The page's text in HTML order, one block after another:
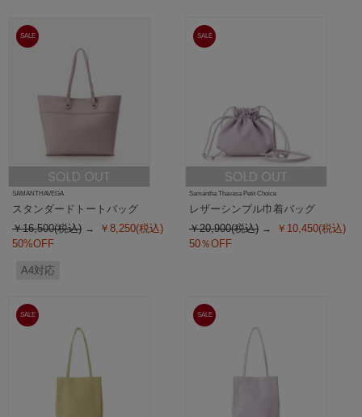
SALE
SAMANTHAVEGA
スタンダードトートバッグ
￥16,500(税込)
￥8,250(税込)
50%OFF
A4対応
SALE
Samantha Thavasa Petit Choice
レザーシンプル巾着バッグ
￥20,900(税込)
￥10,450(税込)
50％OFF
SALE SALE